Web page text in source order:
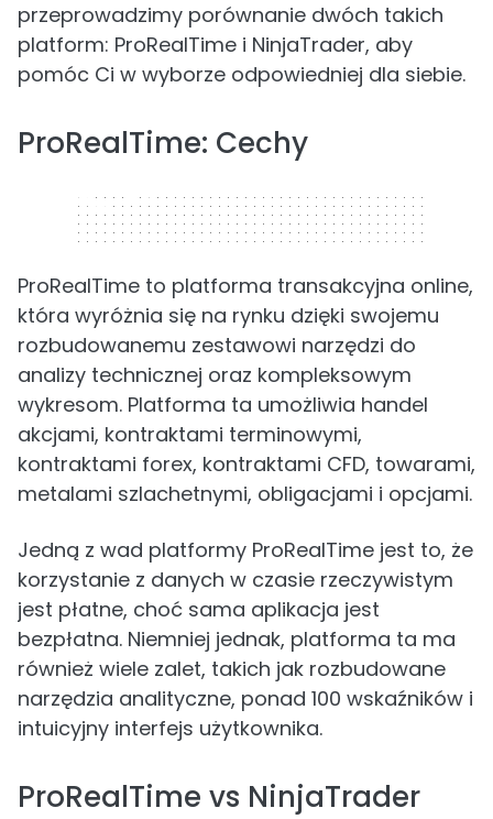
przeprowadzimy porównanie dwóch takich
platform: ProRealTime i NinjaTrader, aby
pomóc Ci w wyborze odpowiedniej dla siebie.
ProRealTime: Cechy
320 x 50
ProRealTime to platforma transakcyjna online,
która wyróżnia się na rynku dzięki swojemu
rozbudowanemu zestawowi narzędzi do
analizy technicznej oraz kompleksowym
wykresom. Platforma ta umożliwia handel
akcjami, kontraktami terminowymi,
kontraktami forex, kontraktami CFD, towarami,
metalami szlachetnymi, obligacjami i opcjami.
Jedną z wad platformy ProRealTime jest to, że
korzystanie z danych w czasie rzeczywistym
jest płatne, choć sama aplikacja jest
bezpłatna. Niemniej jednak, platforma ta ma
również wiele zalet, takich jak rozbudowane
narzędzia analityczne, ponad 100 wskaźników i
intuicyjny interfejs użytkownika.
ProRealTime vs NinjaTrader